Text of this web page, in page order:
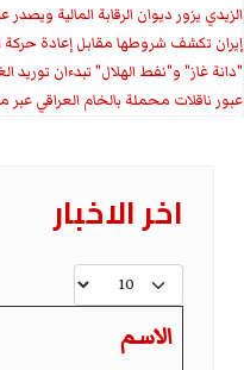
الزيدي يزور ديوان الرقابة المالية
إيران تكشف شروطها مقابل إعادة
"دانة غاز" و"نفط الهلال" تبدءان
عبور ناقلات محملة بالخام العراقي
اخر الاخبار
عدد الإظهارات:
الاسم